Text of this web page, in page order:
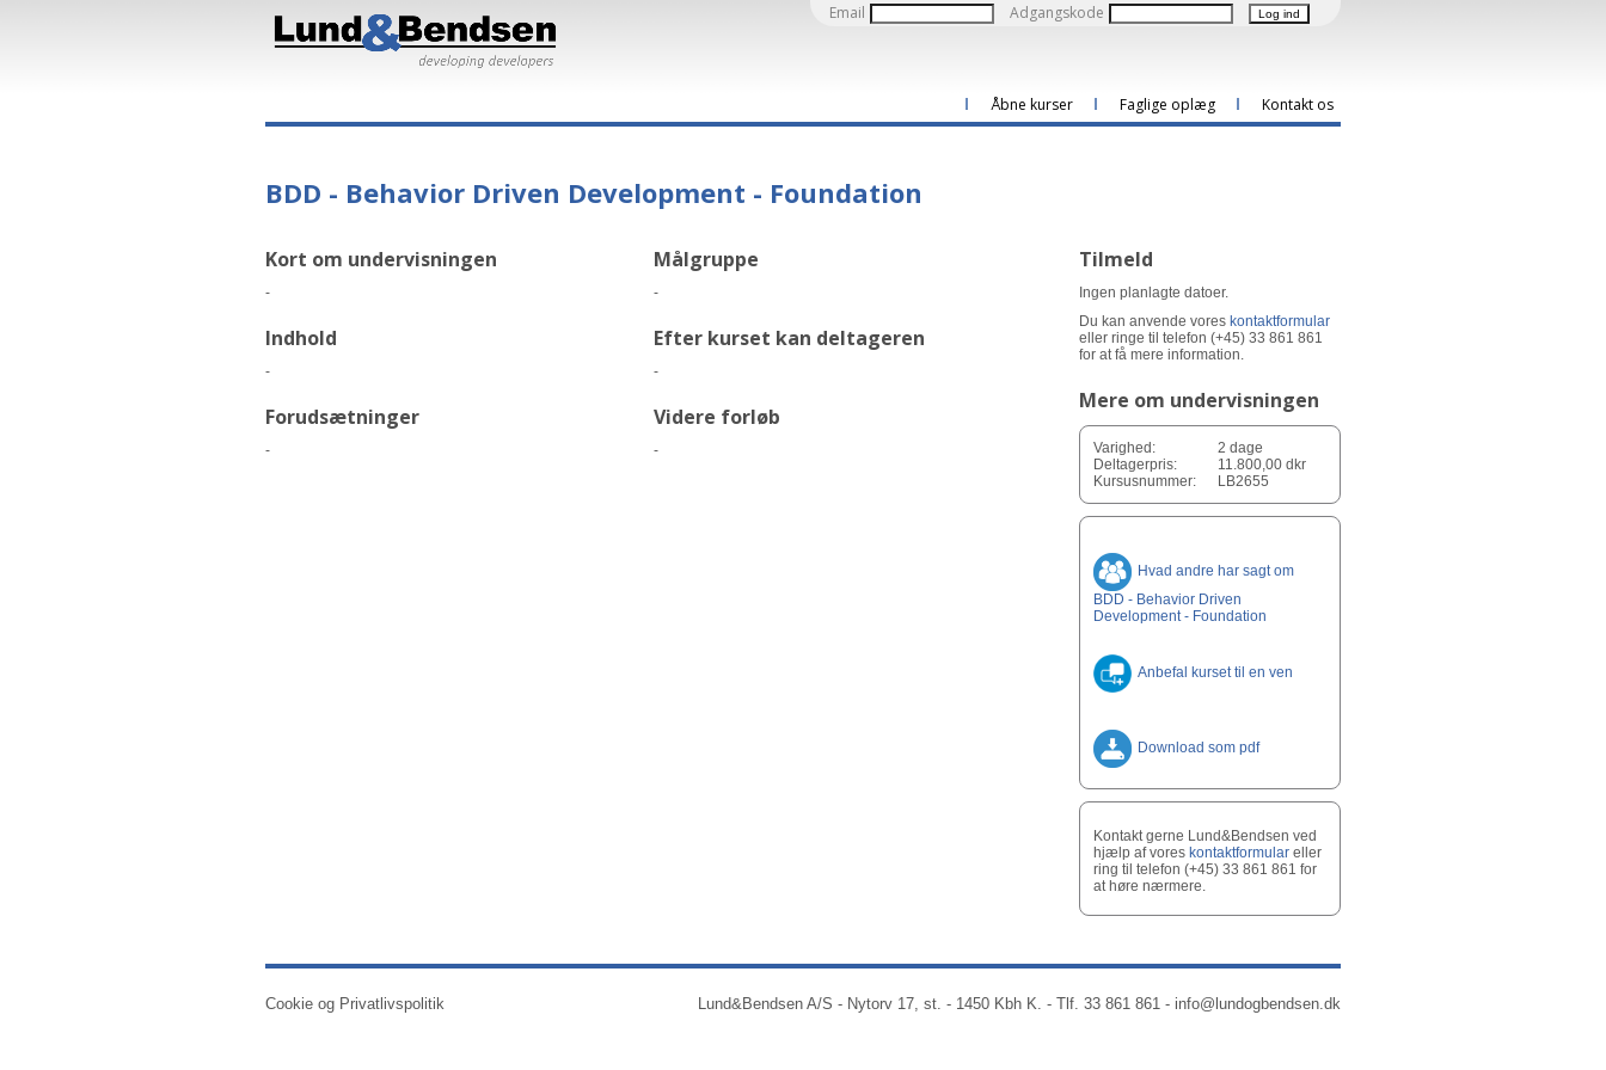
Email Adgangskode
Åbne kurser Faglige oplæg Kontakt os
BDD - Behavior Driven Development - Foundation
Kort om undervisningen
-
Indhold
-
Forudsætninger
-
Målgruppe
-
Efter kurset kan deltageren
-
Videre forløb
-
Tilmeld
Ingen planlagte datoer.
Du kan anvende vores kontaktformular
eller ringe til telefon (+45) 33 861 861
for at få mere information.
Mere om undervisningen
Varighed:
2 dage
Deltagerpris:
11.800,00 dkr
Kursusnummer:
LB2655
Hvad andre har sagt om
BDD - Behavior Driven
Development - Foundation
Anbefal kurset til en ven
Download som pdf
Kontakt gerne Lund&Bendsen ved
hjælp af vores kontaktformular eller
ring til telefon (+45) 33 861 861 for
at høre nærmere.
Cookie og Privatlivspolitik Lund&Bendsen A/S - Nytorv 17, st. - 1450 Kbh K. - Tlf. 33 861 861 - info@lundogbendsen.dk